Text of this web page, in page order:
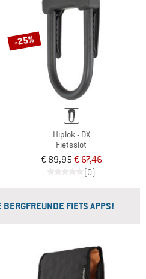
-25%
Hiplok - DX
Fietsslot
€ 89,95€ 67,46
(0)
BERGFREUNDE FIETS APPS!